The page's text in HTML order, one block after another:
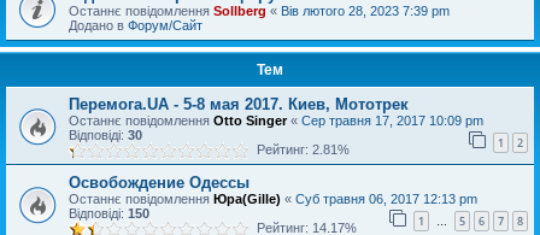
Останнє повідомлення Sollberg « Вів лютого 28, 2023 7:39 pm
Додано в Форум/Сайт
Тем
Перемога.UA - 5-8 мая 2017. Киев, Мототрек
Останнє повідомлення Otto Singer« Сер травня 17, 2017 10:09 pm
Відповіді: 30 1 2
Рейтинг: 2.81%
Освобождение Одессы
Останнє повідомлення Юра(Gille) « Суб травня 06, 2017 12:13 pm
Відповіді: 150 1 … 5 6 7 8
Рейтинг: 14.17%